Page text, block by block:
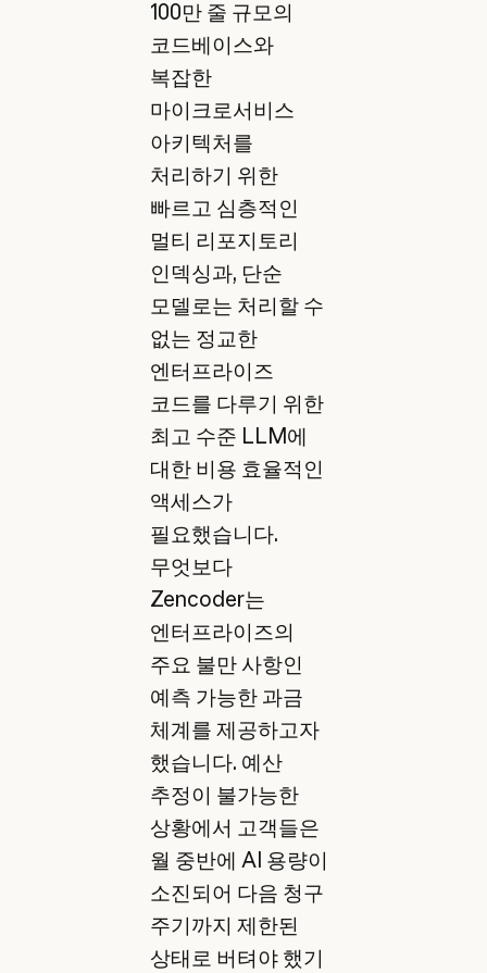
100만 줄 규모의
코드베이스와
복잡한
마이크로서비스
아키텍처를
처리하기 위한
빠르고 심층적인
멀티 리포지토리
인덱싱과, 단순
모델로는 처리할 수
없는 정교한
엔터프라이즈
코드를 다루기 위한
최고 수준 LLM에
대한 비용 효율적인
액세스가
필요했습니다.
무엇보다
Zencoder는
엔터프라이즈의
주요 불만 사항인
예측 가능한 과금
체계를 제공하고자
했습니다. 예산
추정이 불가능한
상황에서 고객들은
월 중반에 AI 용량이
소진되어 다음 청구
주기까지 제한된
상태로 버텨야 했기